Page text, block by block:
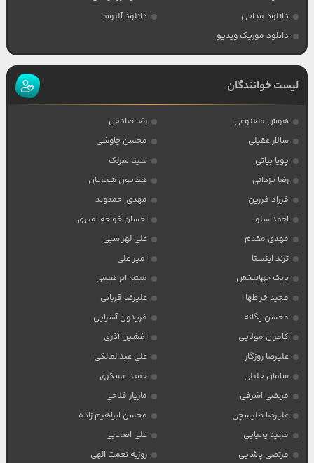
دانلود مداحی
دانلود آلبوم
دانلود موزیک ویدیو
لیست خوانندگان
هوش مصنوعی
رضا صادقی
سالار عقیلی
محسن چاوشی
پویا بیاتی
سینا سرلک
رضا یزدانی
همایون شجریان
فرزاد فرزین
مهدی احمدوند
احمد سلو
احسان خواجه امیری
مهدی مقدم
علی لهراسبی
ترند اینستا
امیر علی
بابک جهانبخش
میثم ابراهیمی
مجید خراطها
علیرضا قربانی
محسن یگانه
فریدون آسرایی
کامران مولایی
افشین آذری
علیرضا روزگار
علی عبدالمالکی
سامان جلیلی
حمید عسکری
مرتضی اشرفی
مازیار فلاحی
علیرضا طلیسچی
محسن ابراهیم زاده
مجید یحیایی
علی اصحابی
مرتضی پاشایی
روزبه نعمت الهی